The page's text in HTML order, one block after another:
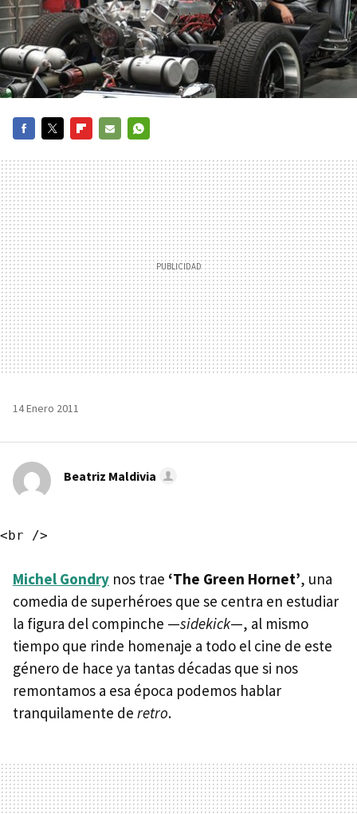
MAIL
14 Enero 2011
Beatriz Maldivia
Michel Gondry nos trae ‘The Green Hornet’, una
comedia de superhéroes que se centra en estudiar
la figura del compinche —sidekick—, al mismo
tiempo que rinde homenaje a todo el cine de este
género de hace ya tantas décadas que si nos
remontamos a esa época podemos hablar
tranquilamente de retro.